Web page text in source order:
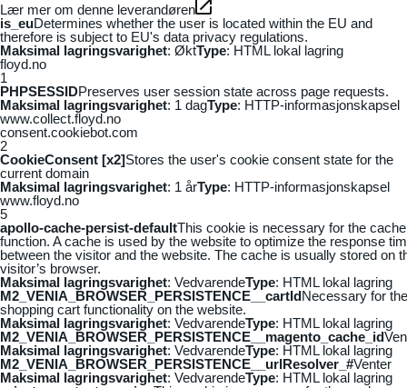
Lær mer om denne leverandøren
is_euDetermines whether the user is located within the EU and
therefore is subject to EU's data privacy regulations.
Maksimal lagringsvarighet: ØktType: HTML lokal lagring
floyd.no
1
PHPSESSIDPreserves user session state across page requests.
Maksimal lagringsvarighet: 1 dagType: HTTP-informasjonskapsel
www.collect.floyd.no
consent.cookiebot.com
2
CookieConsent [x2]Stores the user's cookie consent state for the
current domain
Maksimal lagringsvarighet: 1 årType: HTTP-informasjonskapsel
www.floyd.no
5
apollo-cache-persist-defaultThis cookie is necessary for the cache
function. A cache is used by the website to optimize the response
between the visitor and the website. The cache is usually stored on
visitor’s browser.
Maksimal lagringsvarighet: VedvarendeType: HTML lokal lagring
M2_VENIA_BROWSER_PERSISTENCE__cartIdNecessary for the
shopping cart functionality on the website.
Maksimal lagringsvarighet: VedvarendeType: HTML lokal lagring
M2_VENIA_BROWSER_PERSISTENCE__magento_cache_id
Maksimal lagringsvarighet: VedvarendeType: HTML lokal lagring
M2_VENIA_BROWSER_PERSISTENCE__urlResolver_#Venter
Maksimal lagringsvarighet: VedvarendeType: HTML lokal lagring